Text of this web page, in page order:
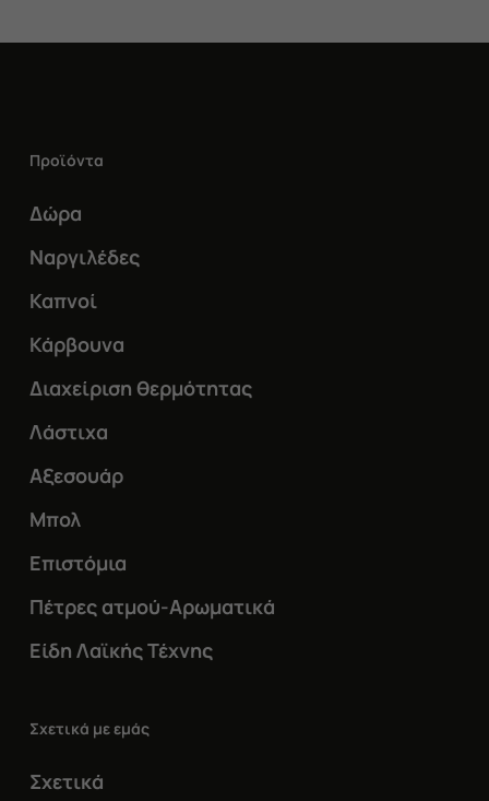
Προϊόντα
Δώρα
Ναργιλέδες
Καπνοί
Κάρβουνα
Διαχείριση θερμότητας
Λάστιχα
Αξεσουάρ
Μπολ
Επιστόμια
Πέτρες ατμού-Αρωματικά
Είδη Λαϊκής Τέχνης
Σχετικά με εμάς
Σχετικά